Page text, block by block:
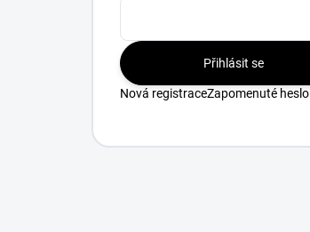
Přihlásit se
Nová registraceZapomenuté heslo